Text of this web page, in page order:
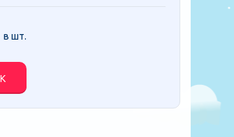
в шт.